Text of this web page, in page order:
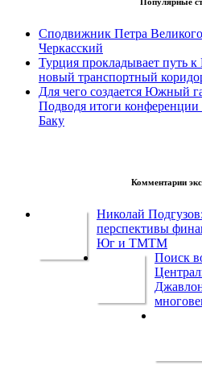
Популярные
Сподвижник Петра
Черкасский
Турция прокладывает путь
новый транспортный
Для чего создается Южный
Подводя итоги конференции
Баку
Комментарии
Николай
перспективы
Юг и ТМТМ
Поиск